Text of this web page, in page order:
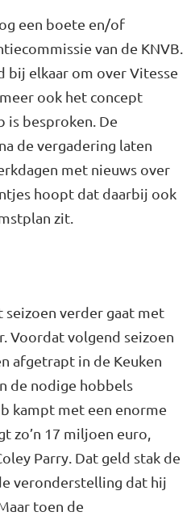
een boete en/of
van de KNVB.
bij elkaar om over Vitesse
ook het concept
is besproken. De
de vergadering laten
met nieuws over
hoopt dat daarbij ook
zit.
seizoen verder gaat met
Voordat volgend seizoen
afgetrapt in de Keuken
de nodige hobbels
kampt met een enorme
zo’n 17 miljoen euro,
Parry. Dat geld stak de
veronderstelling dat hij
toen de